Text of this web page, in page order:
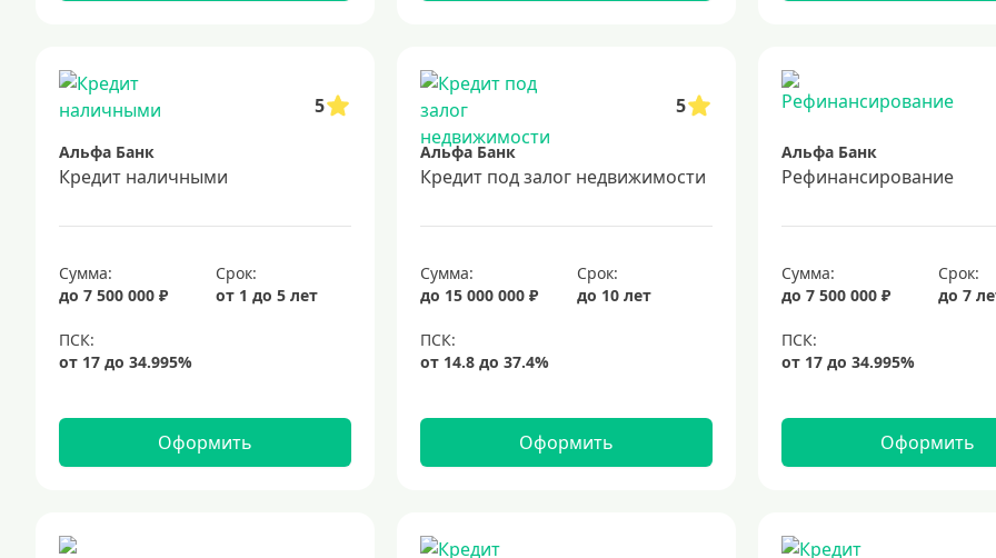
5
Альфа Банк
Кредит наличными
Сумма:
до 7 500 000 ₽
Срок:
от 1 до 5 лет
Оформить
5
Альфа Банк
Кредит под залог недвижимости
Сумма:
до 15 000 000 ₽
Срок:
до 10 лет
Оформить
Альфа Банк
Рефинансирование
Сумма:
до 7 500 000 ₽
Срок:
до 7
Оформить